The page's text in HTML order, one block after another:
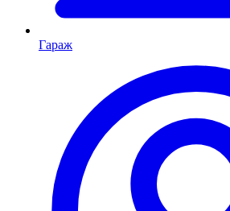
Гараж